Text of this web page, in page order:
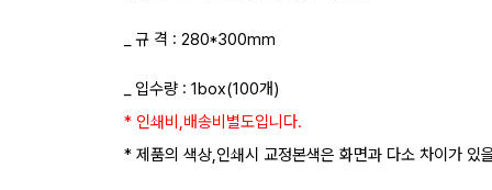
_ 규 격 : 280*300mm
_ 입수량 : 1box(100개)
* 인쇄비,배송비별도입니다.
* 제품의 색상,인쇄시 교정본색은 화면과 다소 차이가 있